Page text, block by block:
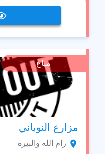
مباع
مزارع النوباني
رام الله والبيرة